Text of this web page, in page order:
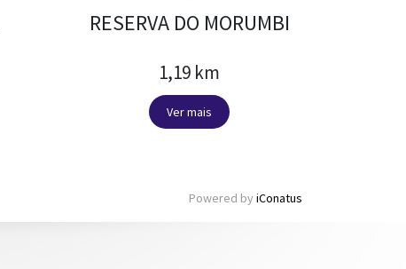
RESERVA DO MORUMBI
1,19 km
Ver mais
Powered by iConatus